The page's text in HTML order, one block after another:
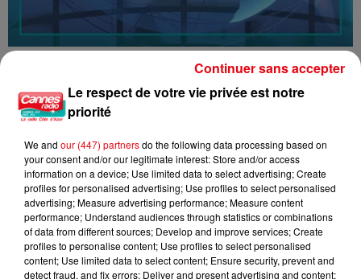
Le respect de votre vie privée est notre
priorité
We and our (447) partnersdo the following data processing based on
your consent and/or our legitimate interest: Store and/or access
information on a device; Use limited data to select advertising; Create
profiles for personalised advertising; Use profiles to select personalised
advertising; Measure advertising performance; Measure content
performance; Understand audiences through statistics or combinations
of data from different sources; Develop and improve services; Create
profiles to personalise content; Use profiles to select personalised
content; Use limited data to select content; Ensure security, prevent and
detect fraud, and fix errors; Deliver and present advertising and content;
Continuer sans accepter